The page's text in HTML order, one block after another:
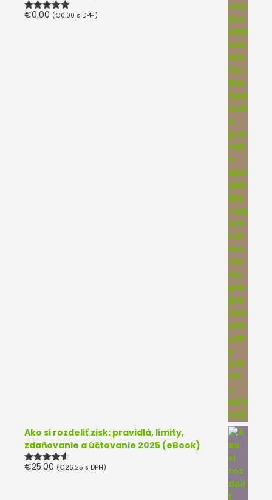
Hodnotenie
€0.00 (€0.00 s DPH)
Ako si rozdeliť zisk: pravidlá, limity,
zdaňovanie a účtovanie 2025 (eBook)
Hodnotenie
€25.00 (€26.25 s DPH)